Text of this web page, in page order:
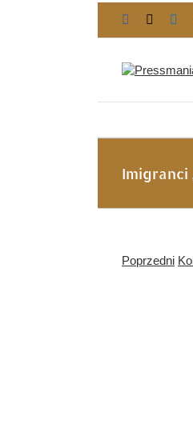
Facebook
Imigranci
Poprzedni